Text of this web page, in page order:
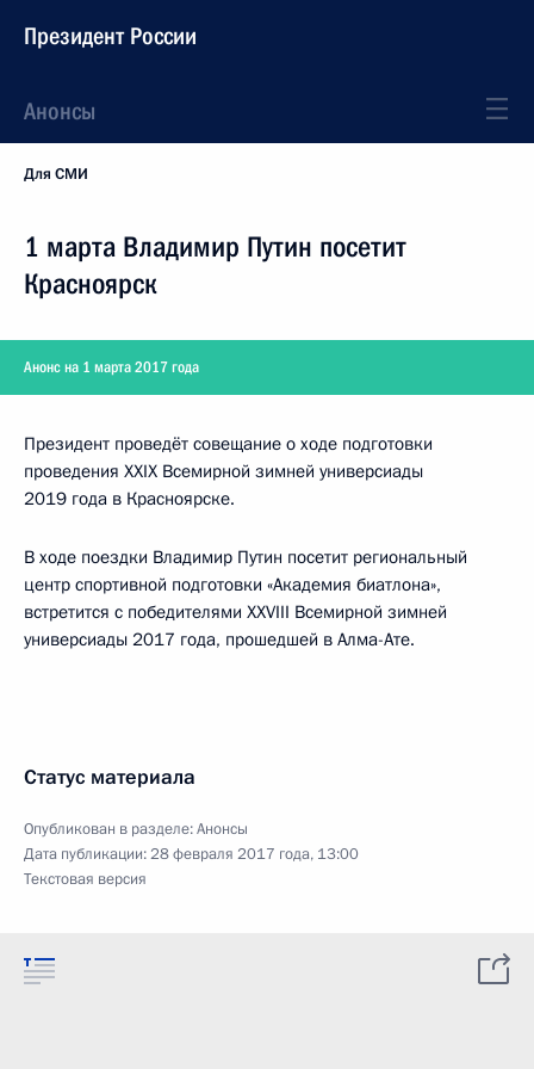
Президент России
Анонсы
Для СМИ
1 марта Владимир Путин посетит
Красноярск
Анонс на 1 марта 2017 года
Президент проведёт совещание о ходе подготовки
проведения XXIX Всемирной зимней универсиады
2019 года в Красноярске.
В ходе поездки Владимир Путин посетит региональный
центр спортивной подготовки «Академия биатлона»,
встретится с победителями XXVIII Всемирной зимней
универсиады 2017 года, прошедшей в Алма-Ате.
Статус материала
Опубликован в разделе:Анонсы
Дата публикации:28 февраля 2017 года, 13:00
Текстовая версия